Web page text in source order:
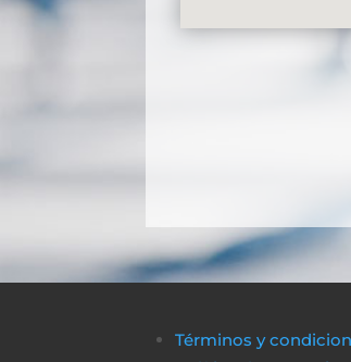
Términos y